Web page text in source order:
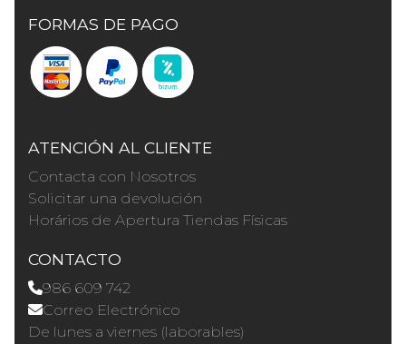
FORMAS DE PAGO
ATENCIÓN AL CLIENTE
Contacta con Nosotros
Solicitar una devolución
Horários de Apertura Tiendas Físicas
CONTACTO
986 609 742
Correo Electrónico
De lunes a viernes (laborables)